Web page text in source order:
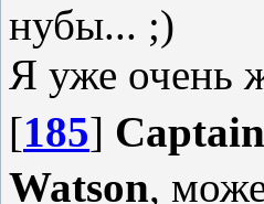
нубы... ;)
Я уже очень
[185]
Watson,